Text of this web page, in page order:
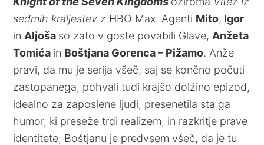
sedmih kraljestev z HBO Max. Agenti Mito, Igor
in Aljoša so zato v goste povabili Glave, Anžeta
Tomića in Boštjana Gorenca – Pižamo. Anže
pravi, da mu je serija všeč, saj se končno počuti
zastopanega, pohvali tudi krajšo dolžino epizod,
idealno za zaposlene ljudi, presenetila sta ga
humor, ki preseže trdi realizem, in razkritje prave
identitete; Boštjanu je predvsem všeč, da je tu